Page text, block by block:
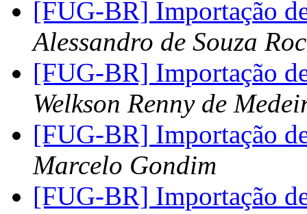
[FUG-BR] Importação
Alessandro de Souza
[FUG-BR] Importação
Welkson Renny de
[FUG-BR] Importação
Marcelo Gondim
[FUG-BR] Importação